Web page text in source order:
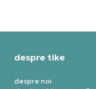
despre tike
despre noi